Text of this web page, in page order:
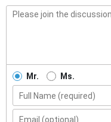
Mr. Ms.